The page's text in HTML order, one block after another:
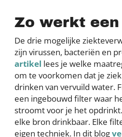
Zo werkt
De drie mogelijke
zijn virussen, bacteriën en
artikel lees je welke
om te voorkomen dat je
drinken van vervuild water.
een ingebouwd filter waar
stroomt voor je het
elke bron drinkbaar. Elke
eigen techniek. In dit blog